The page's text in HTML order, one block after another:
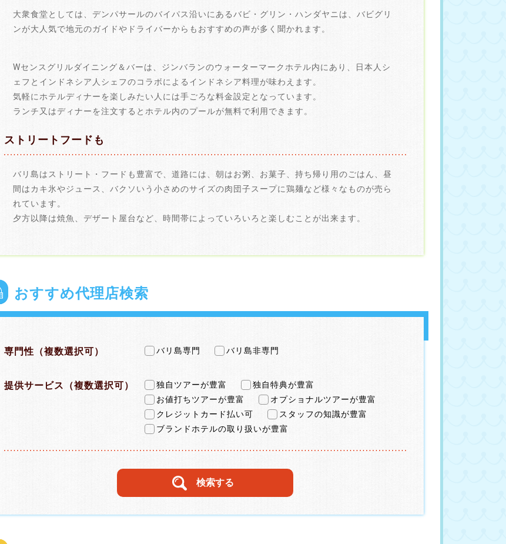
大衆食堂としては、デンパサールのバイパス沿いにあるバビ・グリン・ハンダヤニは、バビグリ
ンが大人気で地元のガイドやドライバーからもおすすめの声が多く聞かれます。
Wセンスグリルダイニング＆バーは、ジンバランのウォーターマークホテル内にあり、日本人シ
ェフとインドネシア人シェフのコラボによるインドネシア料理が味わえます。
気軽にホテルディナーを楽しみたい人には手ごろな料金設定となっています。
ランチ又はディナーを注文するとホテル内のプールが無料で利用できます。
ストリートフードも
バリ島はストリート・フードも豊富で、道路には、朝はお粥、お菓子、持ち帰り用のごはん、昼
間はカキ氷やジュース、バクソいう小さめのサイズの肉団子スープに鶏麺など様々なものが売ら
れています。
夕方以降は焼魚、デザート屋台など、時間帯によっていろいろと楽しむことが出来ます。
おすすめ代理店検索
専門性（複数選択可） バリ島専門 バリ島非専門
提供サービス（複数選択可） 独自ツアーが豊富
独自特典が豊富
お値打ちツアーが豊富
オプショナルツアーが豊富
クレジットカード払い可
スタッフの知識が豊富
ブランドホテルの取り扱いが豊富